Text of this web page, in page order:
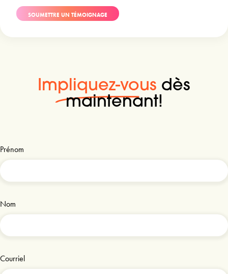
SOUMETTRE UN TÉMOIGNAGE
Impliquez-vous dès
maintenant!
Prénom
Nom
Courriel